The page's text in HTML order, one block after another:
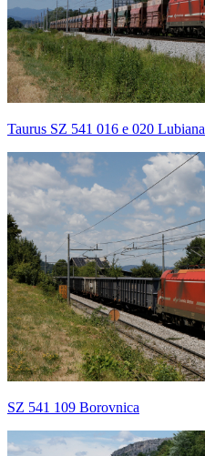
Taurus SZ 541 016 e 020 Lubiana
SZ 541 109 Borovnica